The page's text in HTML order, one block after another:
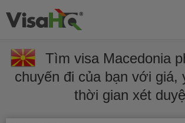
Tìm visa Macedonia
chuyến đi của bạn với giá,
thời gian xét